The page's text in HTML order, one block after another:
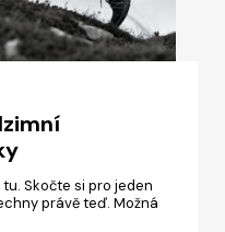
Skočte si pro jeden
právě teď. Možná